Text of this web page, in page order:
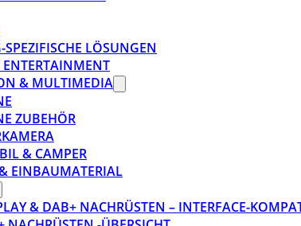
SPEZIFISCHE LÖSUNGEN
ENTERTAINMENT
& MULTIMEDIA
ZUBEHÖR
& CAMPER
EINBAUMATERIAL
& DAB+ NACHRÜSTEN – INTERFACE-